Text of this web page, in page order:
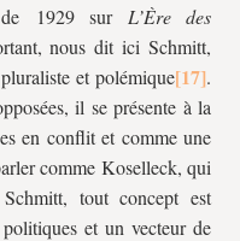
1929 sur L’Ère des
nous dit ici Schmitt,
et polémique
.
il se présente à la
en conflit et comme une
comme Koselleck, qui
tout concept est
et un vecteur de